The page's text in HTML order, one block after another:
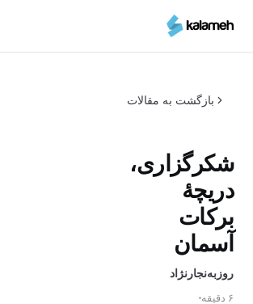
محتوای
بازگشت به مقالات
شکرگزاری،
دریچۀ
برکات
آسمان
روزبه‌نجارنژاد
۶ دقیقه